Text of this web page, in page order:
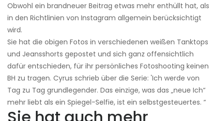
Obwohl ein brandneuer Beitrag etwas mehr enthüllt hat, als
in den Richtlinien von Instagram allgemein berücksichtigt
wird.
Sie hat die obigen Fotos in verschiedenen weißen Tanktops
und Jeansshorts gepostet und sich ganz offensichtlich
dafür entschieden, für ihr persönliches Fotoshooting keinen
BH zu tragen. Cyrus schrieb über die Serie: 'Ich werde von
Tag zu Tag grundlegender. Das einzige, was das „neue Ich“
mehr liebt als ein Spiegel-Selfie, ist ein selbstgesteuertes. “